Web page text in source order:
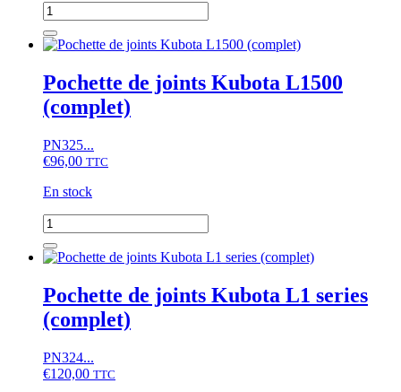
quantité
de
Pochette
joints
Kubota
B1-
16
(complet)
Pochette de joints Kubota L1500
(complet)
PN325...
€96,00 TTC
En stock
quantité
de
Pochette
joints
Kubota
L1500
(complet)
Pochette de joints Kubota L1 series
(complet)
PN324...
€120,00 TTC